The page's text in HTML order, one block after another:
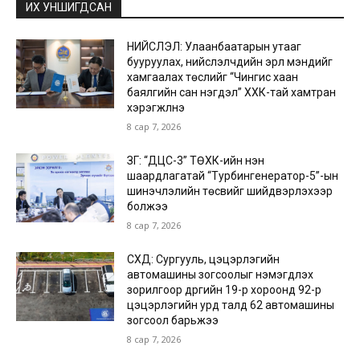
ИХ УНШИГДСАН
НИЙСЛЭЛ: Улаанбаатарын утааг
бууруулах, нийслэлчүүдийн эрүүл мэндийг
хамгаалах төслийг “Чингис хаан
баялгийн сан нэгдэл” ХХК-тай хамтран
хэрэгжүүлнэ
8 сар 7, 2026
ЗГ: “ДЦС-3” ТӨХК-ийн нэн
шаардлагатай “Турбингенератор-5”-ын
шинэчлэлийн төсвийг шийдвэрлэхээр
болжээ
8 сар 7, 2026
СХД: Сургууль, цэцэрлэгийн
автомашины зогсоолыг нэмэгдүүлэх
зорилгоор дүүргийн 19-р хороонд 92-р
цэцэрлэгийн урд талд 62 автомашины
зогсоол барьжээ
8 сар 7, 2026